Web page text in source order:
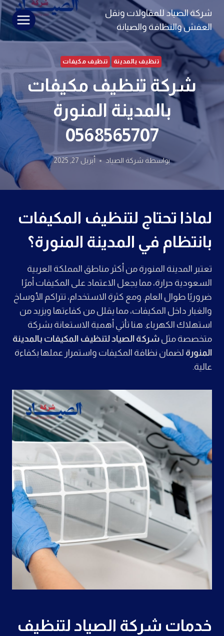
التجاوز
المحتوى
شركة الصياد للمقاولات ونقل
العفش والنظافة والصيانة
تنظيف بالمدينة تنظيف مكيفات
شركة تنظيف مكيفات
بالمدينة المنورة
0568565707
بواسطة شركة الصياد أبريل 27, 2025
لماذا تحتاج لتنظيف المكيفات
بانتظام في المدينة المنورة؟
تعتبر المدينة المنورة من أكثر مناطق المملكة العربية
السعودية حرارة، مما يجعل الاعتماد على المكيفات أمرًا
ضروريًا طوال العام. ومع كثرة الاستخدام، تتراكم الأوساخ
والغبار داخل المكيفات، مما يقلل من كفاءتها ويزيد من
استهلاك الكهرباء. هنا تأتي أهمية الاستعانة بشركة
متخصصة مثل شركة الصياد لتنظيف المكيفات بالمدينة
المنورة لضمان نظافة المكيفات واستمرار عملها بكفاءة
عالية.
خدمات شركة الصياد لتنظيف